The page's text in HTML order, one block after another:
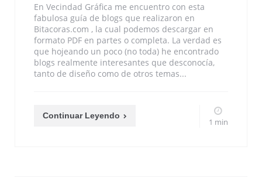
En Vecindad Gráfica me encuentro con esta
fabulosa guía de blogs que realizaron en
Bitacoras.com , la cual podemos descargar en
formato PDF en partes o completa. La verdad es
que hojeando un poco (no toda) he encontrado
blogs realmente interesantes que desconocía,
tanto de diseño como de otros temas...
Continuar Leyendo
1 min